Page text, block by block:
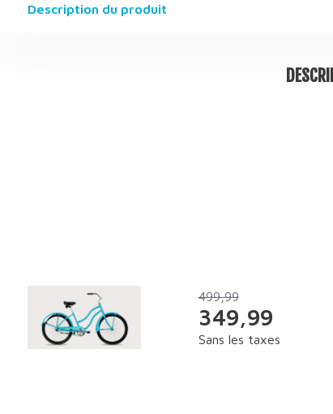
Description du produit
499,99
349,99
Sans les taxes